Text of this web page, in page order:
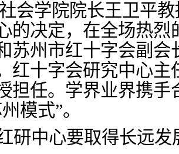
社会学院院长王卫平
的决定，在全场热
苏州市红十字会副
红十字会研究中心
担任。学界业界携
模式”。
研中心要取得长远